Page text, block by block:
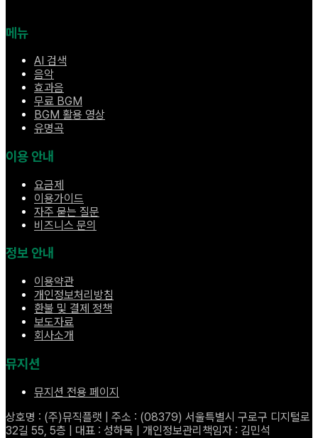
메뉴
AI 검색
음악
효과음
무료 BGM
BGM 활용 영상
유명곡
이용 안내
요금제
이용가이드
자주 묻는 질문
비즈니스 문의
정보 안내
이용약관
개인정보처리방침
환불 및 결제 정책
보도자료
회사소개
뮤지션
뮤지션 전용 페이지
상호명 : (주)뮤직플랫 | 주소 : (08379) 서울특별시 구로구 디지털로
32길 55, 5층 | 대표 : 성하묵 | 개인정보관리책임자 : 김민석